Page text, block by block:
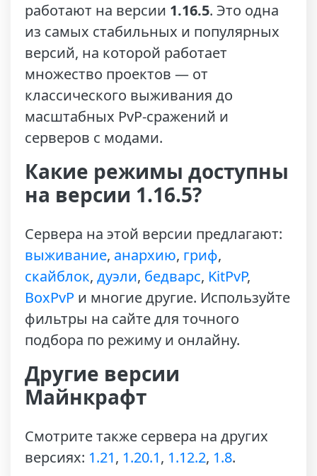
работают на версии 1.16.5. Это одна
из самых стабильных и популярных
версий, на которой работает
множество проектов — от
классического выживания до
масштабных PvP-сражений и
серверов с модами.
Какие режимы доступны
на версии 1.16.5?
Сервера на этой версии предлагают:
выживание, анархию, гриф,
скайблок, дуэли, бедварс, KitPvP,
BoxPvP и многие другие. Используйте
фильтры на сайте для точного
подбора по режиму и онлайну.
Другие версии
Майнкрафт
Смотрите также сервера на других
версиях: 1.21, 1.20.1, 1.12.2, 1.8.